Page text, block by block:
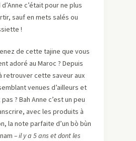
c’était pour ne plus
sauf en mets salés ou
!
de cette tajine que vous
adoré au Maroc ? Depuis
retrouver cette saveur aux
venues d’ailleurs et
? Bah Anne c’est un peu
avec les produits à
la note parfaite d’un bò bùn
– il y a 5 ans et dont les